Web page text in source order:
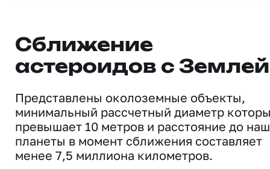
Сближение
астероидов с Землей
Представлены околоземные объекты,
минимальный рассчетный диаметр
превышает 10 метров и расстояние до
планеты в момент сближения составляет
менее 7,5 миллиона километров.